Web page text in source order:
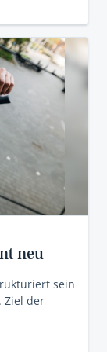
neu
sein
Ziel der